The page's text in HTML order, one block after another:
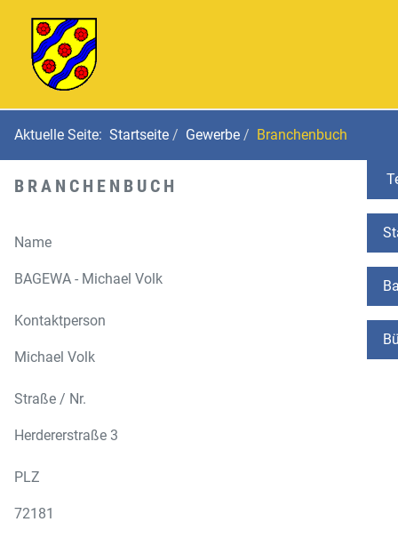
Aktuelle Seite: Startseite Gewerbe Branchenbuch
BRANCHENBUCH
Name
BAGEWA - Michael Volk
Kontaktperson
Michael Volk
Straße / Nr.
Herdererstraße 3
PLZ
72181